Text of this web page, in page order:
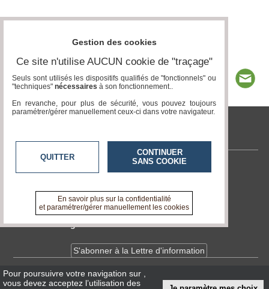
tvlocale.fr
Contactez-nous
A propos de tvlocale.fr
Devenir délégué
S'abonner à la Lettre d'information
InfosCNIL/RGPD
Pour poursuivre votre navigation sur
vous devez acceptez l’utilisation des
Gestion des cookies
Ce site n'utilise AUCUN cookie de "traçage"
Seuls sont utilisés les dispositifs qualifiés de "fonctionnels" ou
"techniques" nécessaires à son fonctionnement..
En revanche, pour plus de sécurité, vous pouvez toujours
paramétrer/gérer manuellement ceux-ci dans votre navigateur.
QUITTER
CONTINUER
SANS COOKIE
En savoir plus sur la confidentialité
et paramétrer/gérer manuellement les cookies